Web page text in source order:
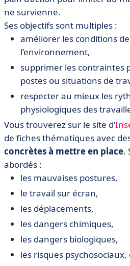
ne survienne.
Ses objectifs sont multiples :
améliorer les conditions
l’environnement,
supprimer les contraintes
postes ou situations de
respecter au mieux les
physiologiques des
Vous trouverez sur le site d’
de fiches thématiques avec
concrètes à mettre en place.
abordés :
les mauvaises postures,
le travail sur écran,
les déplacements,
les dangers chimiques,
les dangers biologiques,
les risques psychosociaux,